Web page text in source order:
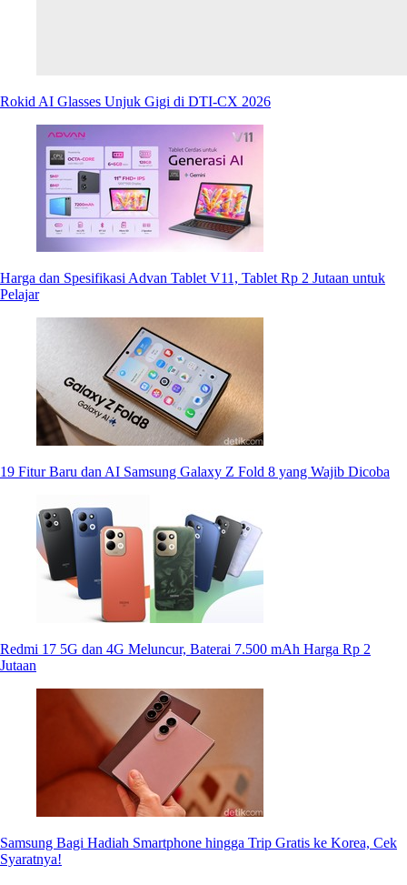
Rokid AI Glasses Unjuk Gigi di DTI-CX 2026
Harga dan Spesifikasi Advan Tablet V11, Tablet Rp 2 Jutaan untuk
Pelajar
19 Fitur Baru dan AI Samsung Galaxy Z Fold 8 yang Wajib Dicoba
Redmi 17 5G dan 4G Meluncur, Baterai 7.500 mAh Harga Rp 2
Jutaan
Samsung Bagi Hadiah Smartphone hingga Trip Gratis ke Korea, Cek
Syaratnya!